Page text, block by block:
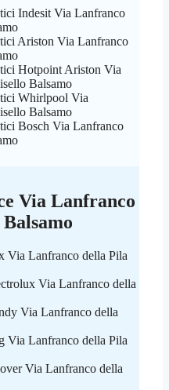
Indesit Via Lanfranco
Ariston Via Lanfranco
Hotpoint Ariston Via
Balsamo
Whirlpool Via
Balsamo
Bosch Via Lanfranco
Via Lanfranco
Via Lanfranco della Pila
Via Lanfranco della
Via Lanfranco della
Via Lanfranco della Pila
Via Lanfranco della